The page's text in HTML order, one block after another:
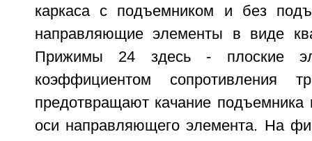
каркаса с подъемником и без
направляющие элементы в виде
Прижимы 24 здесь - плоские
коэффициентом сопротивления
предотвращают качание подъемника
оси направляющего элемента. На